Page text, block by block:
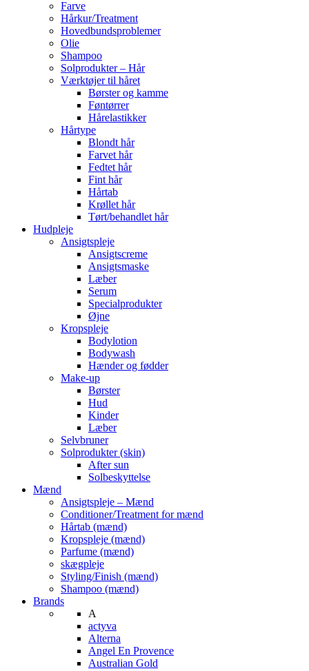
Farve
Hårkur/Treatment
Hovedbundsproblemer
Olie
Shampoo
Solprodukter – Hår
Værktøjer til håret
Børster og kamme
Føntørrer
Hårelastikker
Hårtype
Blondt hår
Farvet hår
Fedtet hår
Fint hår
Hårtab
Krøllet hår
Tørt/behandlet hår
Hudpleje
Ansigtspleje
Ansigtscreme
Ansigtsmaske
Læber
Serum
Specialprodukter
Øjne
Kropspleje
Bodylotion
Bodywash
Hænder og fødder
Make-up
Børster
Hud
Kinder
Læber
Selvbruner
Solprodukter (skin)
After sun
Solbeskyttelse
Mænd
Ansigtspleje – Mænd
Conditioner/Treatment for mænd
Hårtab (mænd)
Kropspleje (mænd)
Parfume (mænd)
skægpleje
Styling/Finish (mænd)
Shampoo (mænd)
Brands
A
actyva
Alterna
Angel En Provence
Australian Gold